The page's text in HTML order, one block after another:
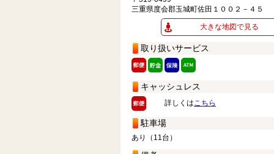
三重県度会郡玉城町佐田１００２－４５
大きな地図で見る
取り扱いサービス
キャッシュレス
詳しくはこちら
駐車場
あり（11台）